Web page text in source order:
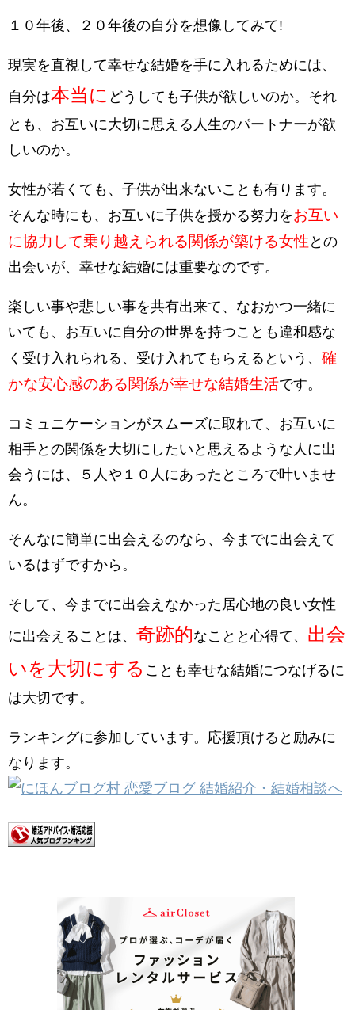
１０年後、２０年後の自分を想像してみて!
現実を直視して幸せな結婚を手に入れるためには、
自分は本当に どうしても子供が欲しいのか。それ
とも、お互いに大切に思える人生のパートナーが欲
しいのか。
女性が若くても、子供が出来ないことも有ります。
そんな時にも、お互いに子供を授かる努力を お互い
に協力して乗り越えられる関係が築ける女性 との
出会いが、幸せな結婚には重要なのです。
楽しい事や悲しい事を共有出来て、なおかつ一緒に
いても、お互いに自分の世界を持つことも違和感な
く受け入れられる、受け入れてもらえるという、 確
かな安心感のある関係が幸せな結婚生活です。
コミュニケーションがスムーズに取れて、お互いに
相手との関係を大切にしたいと思えるような人に出
会うには、５人や１０人にあったところで叶いませ
ん。
そんなに簡単に出会えるのなら、 今までに出会えて
いるはずですから。
そして、今までに出会えなかった居心地の良い女性
に出会えることは、 奇跡的なことと心得て、 出会
いを大切にする ことも幸せな結婚につなげるに
は大切です。
ランキングに参加しています。応援頂けると励みに
なります。